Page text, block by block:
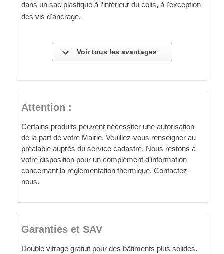
dans un sac plastique à l’intérieur du colis, à l'exception
des vis d'ancrage.
Voir tous les avantages
Attention :
Certains produits peuvent nécessiter une autorisation
de la part de votre Mairie. Veuillez-vous renseigner au
préalable auprès du service cadastre. Nous restons à
votre disposition pour un complément d’information
concernant la règlementation thermique. Contactez-
nous.
Garanties et SAV
Double vitrage gratuit pour des bâtiments plus solides.